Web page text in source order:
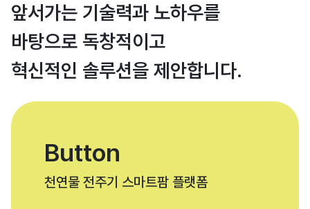
앞서가는 기술력과 노하우를
바탕으로 독창적이고
혁신적인 솔루션을 제안합니다.
Button
천연물 전주기 스마트팜 플랫폼